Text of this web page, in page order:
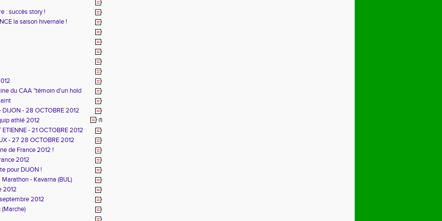
: succès story !
la saison hivernale !
du CAA "témoin d'un hold
DIJON - 28 OCTOBRE 2012
athlé 2012 (1)
- 21 OCTOBRE 2012
- 27 28 OCTOBRE 2012
de France 2012 !
2012
pour DIJON !
- Kavarna (BUL)
2012
2012